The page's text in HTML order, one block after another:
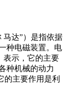
马达”）是指依据
种电磁装置。电
表示，它的主要
种机械的动力
的主要作用是利